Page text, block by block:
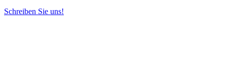
Schreiben Sie uns!